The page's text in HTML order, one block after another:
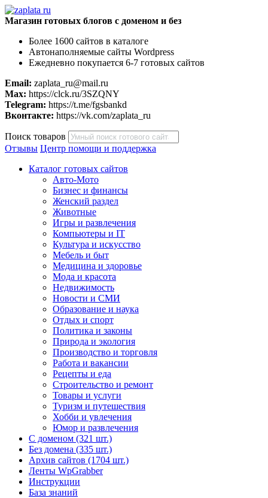
Магазин готовых блогов с доменом и без
Более 1600 сайтов в каталоге
Автонаполняемые сайты Wordpress
Ежедневно покупается 6-7 готовых сайтов
Email: zaplata_ru@mail.ru
Max: https://clck.ru/3SZQNY
Telegram: https://t.me/fgsbankd
Вконтакте: https://vk.com/zaplata_ru
Поиск товаров
Отзывы Центр помощи и поддержка
Каталог готовых сайтов
Авто-Мото
Бизнес и финансы
Женский раздел
Животные
Игры и развлечения
Компьютеры и IT
Культура и искусство
Мебель и быт
Медицина и здоровье
Мода и красота
Недвижимость
Новости и СМИ
Образование и наука
Отдых и спорт
Политика и законы
Природа и экология
Производство и торговля
Работа и вакансии
Рецепты и еда
Строительство и ремонт
Товары и услуги
Туризм и путешествия
Хобби и увлечения
Юмор и развлечения
С доменом (321 шт.)
Без домена (335 шт.)
Архив сайтов (1704 шт.)
Ленты WpGrabber
Инструкции
База знаний